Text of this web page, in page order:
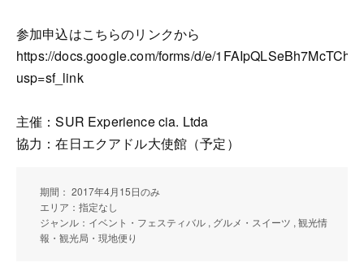
参加申込はこちらのリンクから
https://docs.google.com/forms/d/e/
usp=sf_link
主催：SUR Experience cia. Ltda
協力：在日エクアドル大使館（予定）
期間： 2017年4月15日のみ
エリア：指定なし
ジャンル：イベント・フェスティバル , グルメ・スイーツ , 観光情
報・観光局・現地便り